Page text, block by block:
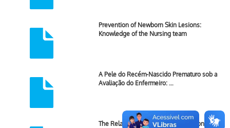
Prevention of Newborn Skin Lesions:
Knowledge of the Nursing team
A Pele do Recém-Nascido Prematuro sob a
Avaliação do Enfermeiro: …
The Related Factors of Phlebitis Among Low